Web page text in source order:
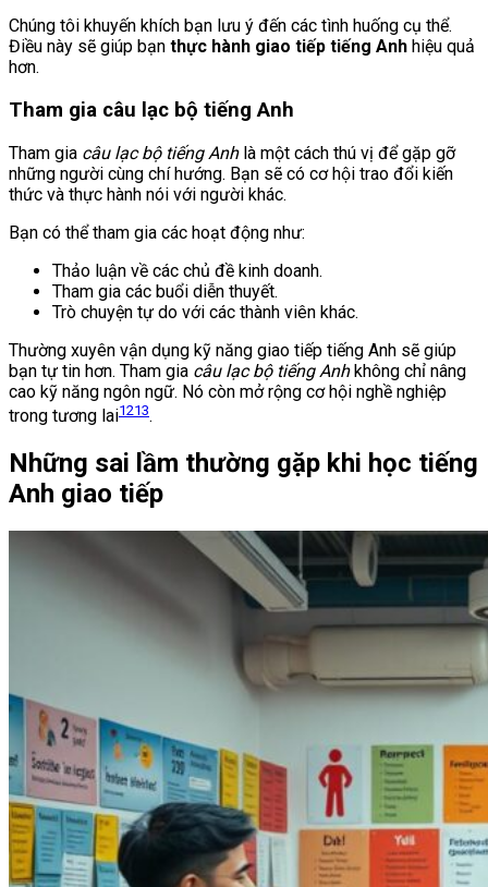
Chúng tôi khuyến khích bạn lưu ý đến các tình huống cụ thể.
Điều này sẽ giúp bạn thực hành giao tiếp tiếng Anh hiệu quả
hơn.
Tham gia câu lạc bộ tiếng Anh
Tham gia câu lạc bộ tiếng Anhlà một cách thú vị để gặp gỡ
những người cùng chí hướng. Bạn sẽ có cơ hội trao đổi kiến
thức và thực hành nói với người khác.
Bạn có thể tham gia các hoạt động như:
Thảo luận về các chủ đề kinh doanh.
Tham gia các buổi diễn thuyết.
Trò chuyện tự do với các thành viên khác.
Thường xuyên vận dụng kỹ năng giao tiếp tiếng Anh sẽ giúp
bạn tự tin hơn. Tham gia câu lạc bộ tiếng Anhkhông chỉ nâng
cao kỹ năng ngôn ngữ. Nó còn mở rộng cơ hội nghề nghiệp
trong tương lai1213.
Những sai lầm thường gặp khi học tiếng
Anh giao tiếp